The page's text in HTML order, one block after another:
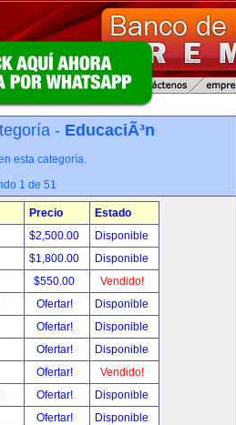
- EducaciÃ³n
esta categoría.
1 de 51
Precio
Estado
$2,500.00
Disponible
$1,800.00
Disponible
$550.00
Vendido!
Ofertar!
Disponible
Ofertar!
Disponible
Ofertar!
Disponible
Ofertar!
Vendido!
Ofertar!
Disponible
Ofertar!
Disponible